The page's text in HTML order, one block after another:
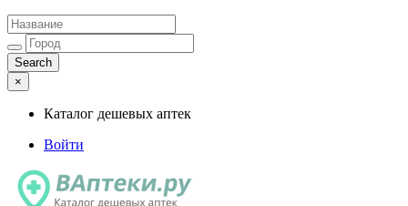
×
Каталог дешевых аптек
Войти